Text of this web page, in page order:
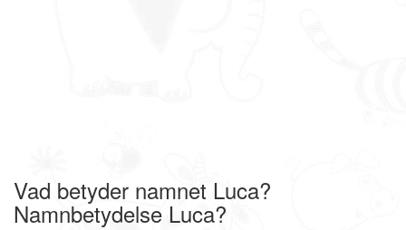
Vad betyder namnet Luca?
Namnbetydelse Luca?